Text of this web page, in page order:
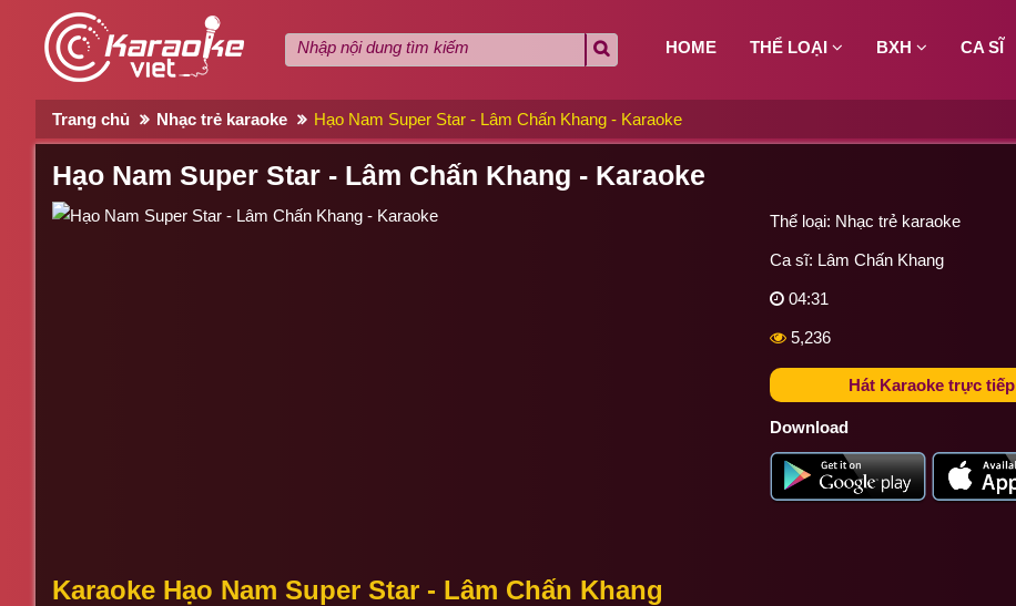
HOME THỂ LOẠI BXH CA SĨ
Trang chủ Nhạc trẻ karaoke Hạo Nam Super Star - Lâm Chấn Khang - Karaoke
Hạo Nam Super Star - Lâm Chấn Khang - Karaoke
Thể loại: Nhạc trẻ karaoke
Ca sĩ: Lâm Chấn Khang
04:31
5,236
Hát Karaoke trực tiếp
Download
Karaoke Hạo Nam Super Star - Lâm Chấn Khang